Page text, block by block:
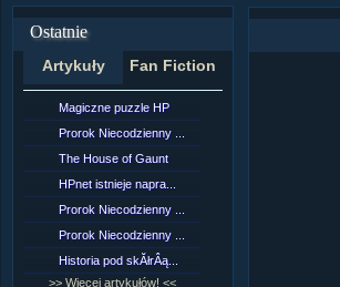
Ostatnie
Artykuły Fan Fiction
Magiczne puzzle HP
Prorok Niecodzienny ...
The House of Gaunt
HPnet istnieje napra...
Prorok Niecodzienny ...
Prorok Niecodzienny ...
Historia pod skĂłrÂą...
>> Więcej artykułów! <<